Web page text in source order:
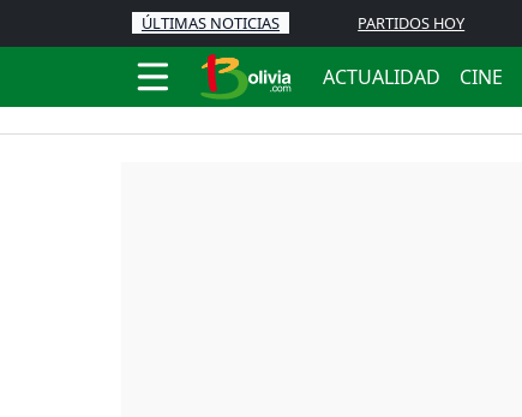
ÚLTIMAS NOTICIAS PARTIDOS HOY
ACTUALIDAD CINE